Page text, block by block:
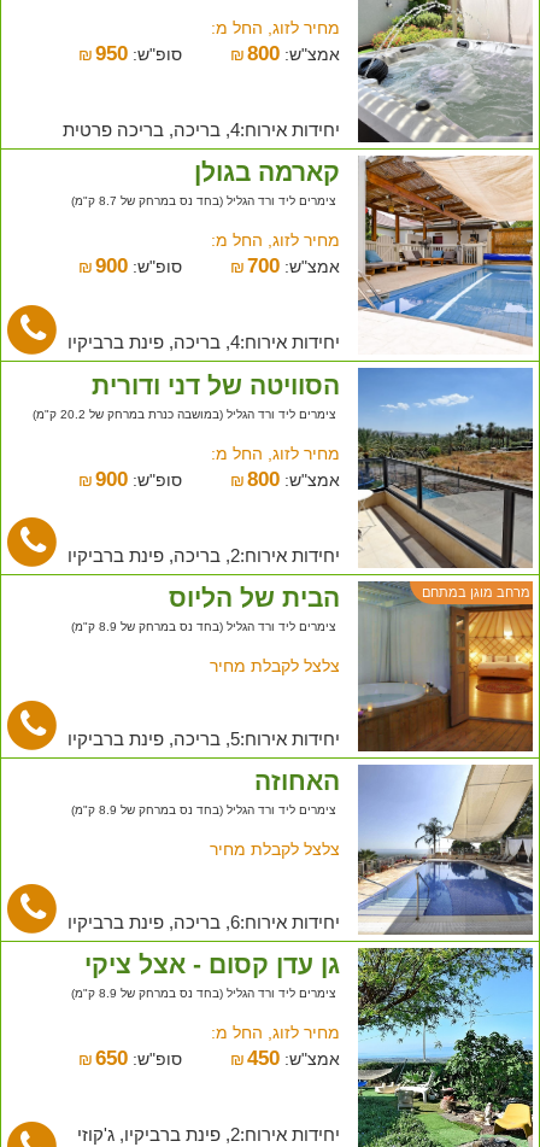
מחיר לזוג, החל מ:
אמצ"ש:
₪800 סופ"ש: ₪ 950
יחידות אירוח:4, בריכה, בריכה פרטית
קארמה בגולן
צימרים ליד ורד הגליל (בחד נס במרחק של 8.7 ק"מ)
מחיר לזוג, החל מ:
אמצ"ש:
₪700 סופ"ש: ₪ 900
יחידות אירוח:4, בריכה, פינת ברביקיו
הסוויטה של דני ודורית
צימרים ליד ורד הגליל (במושבה כנרת במרחק של 20.2 ק"מ)
מחיר לזוג, החל מ:
אמצ"ש:
₪800 סופ"ש: ₪ 900
יחידות אירוח:2, בריכה, פינת ברביקיו
מרחב מוגן במתחם הבית של הליוס
צימרים ליד ורד הגליל (בחד נס במרחק של 8.9 ק"מ)
צלצל לקבלת מחיר
יחידות אירוח:5, בריכה, פינת ברביקיו
האחוזה
צימרים ליד ורד הגליל (בחד נס במרחק של 8.9 ק"מ)
צלצל לקבלת מחיר
יחידות אירוח:6, בריכה, פינת ברביקיו
גן עדן קסום - אצל ציקי
צימרים ליד ורד הגליל (בחד נס במרחק של 8.9 ק"מ)
מחיר לזוג, החל מ:
אמצ"ש:
₪450 סופ"ש: ₪ 650
יחידות אירוח:2, פינת ברביקיו, ג'קוזי